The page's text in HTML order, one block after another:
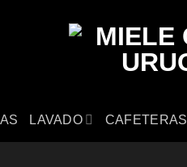
LAVADO CAFETERAS